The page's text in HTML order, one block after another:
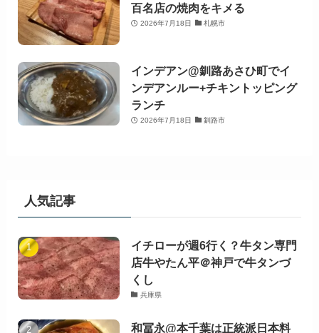
百名店の焼肉をキメる
2026年7月18日 札幌市
インデアン@釧路あさひ町でイ
ンデアンルー+チキントッピング
ランチ
2026年7月18日 釧路市
人気記事
イチローが週6行く？牛タン専門
店牛やたん平＠神戸で牛タンづ
くし
兵庫県
和冨永@本千葉は正統派日本料